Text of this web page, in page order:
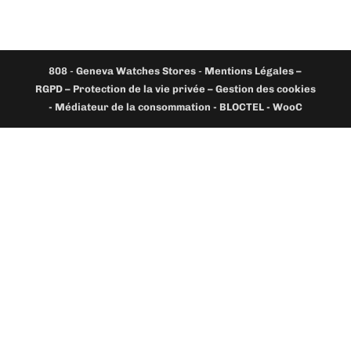
808 -Geneva Watches Stores - Mentions Légales –
RGPD – Protection de la vie privée – Gestion des cookies
- Médiateur de la consommation - BLOCTEL - WooC